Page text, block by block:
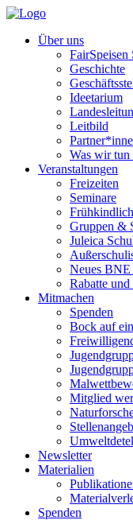
Über uns
FairSpeisen
Geschichte
Ideetarium
Leitbild
Was wir
Veranstaltungen
Freizeiten
Seminare
Gruppen &
Juleica
Neues BNE
Rabatte und
Mitmachen
Spenden
Bock auf
Mitglied
Newsletter
Materialien
Spenden